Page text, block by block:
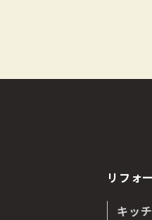
リフォ
キッ